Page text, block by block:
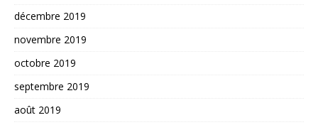
décembre 2019
novembre 2019
octobre 2019
septembre 2019
août 2019